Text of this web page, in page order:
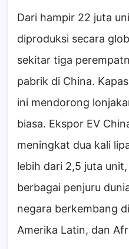
Dari hampir 22 juta
diproduksi secara
sekitar tiga
pabrik di China.
ini mendorong
biasa. Ekspor EV
meningkat dua kali
lebih dari 2,5 juta
berbagai penjuru
negara berkembang
Amerika Latin, dan